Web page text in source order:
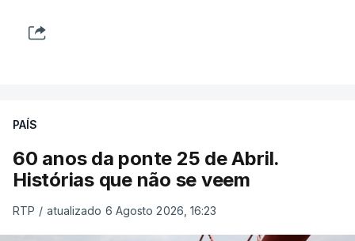
PAÍS
60 anos da ponte 25 de Abril.
Histórias que não se veem
RTP / atualizado 6 Agosto 2026, 16:23